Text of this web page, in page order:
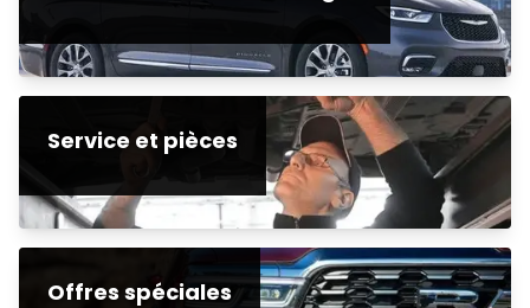
Service et pièces
Offres spéciales